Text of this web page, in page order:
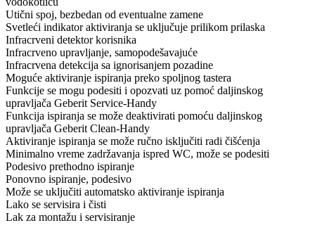
Utični spoj, bezbedan od eventualne zamene
Svetleći indikator aktiviranja se uključuje prilikom prilaska
Infracrveni detektor korisnika
Infracrveno upravljanje, samopodešavajuće
Infracrvena detekcija sa ignorisanjem pozadine
Moguće aktiviranje ispiranja preko spoljnog tastera
Funkcije se mogu podesiti i opozvati uz pomoć daljinskog
upravljača Geberit Service-Handy
Funkcija ispiranja se može deaktivirati pomoću daljinskog
upravljača Geberit Clean-Handy
Aktiviranje ispiranja se može ručno isključiti radi čišćenja
Minimalno vreme zadržavanja ispred WC, može se podesiti
Podesivo prethodno ispiranje
Ponovno ispiranje, podesivo
Može se uključiti automatsko aktiviranje ispiranja
Lako se servisira i čisti
Lak za montažu i servisiranje